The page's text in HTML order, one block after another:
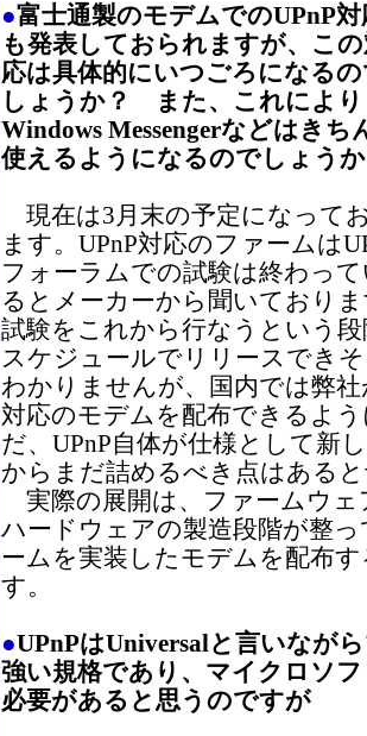
●富士通製のモデムでのUPnP対
も発表しておられますが、こ
応は具体的にいつごろになる
しょうか？ また、これにより
Windows Messengerなどはきち
使えるようになるのでしょう
現在は3月末の予定になって
ます。UPnP対応のファームは
フォーラムでの試験は終わっ
るとメーカーから聞いており
試験をこれから行なうという
スケジュールでリリースでき
わかりませんが、国内では弊
対応のモデムを配布できるよ
だ、UPnP自体が仕様として新
からまだ詰めるべき点はある
実際の展開は、ファームウェ
ハードウェアの製造段階が整っ
ームを実装したモデムを配布
す。
●UPnPはUniversalと言いなが
強い規格であり、マイクロソ
必要があると思うのですが